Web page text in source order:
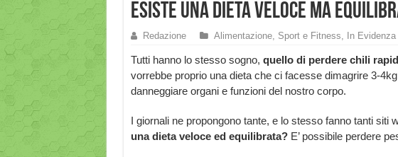
Esiste una dieta veloce ma
Redazione Alimentazione, Sport e Fitness, In Evidenza
Tutti hanno lo stesso sogno, quello di perdere chili
vorrebbe proprio una dieta che ci facesse dimagrire 3-
danneggiare organi e funzioni del nostro corpo.
I giornali ne propongono tante, e lo stesso fanno tanti siti
una dieta veloce ed equilibrata? E’ possibile perdere